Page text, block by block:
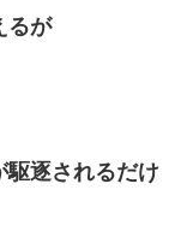
るが
駆逐されるだけ